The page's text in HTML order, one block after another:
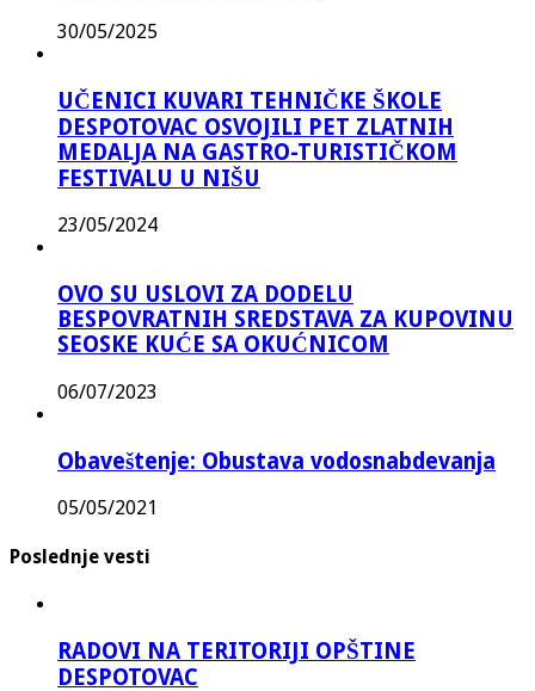
30/05/2025
UČENICI KUVARI TEHNIČKE ŠKOLE
DESPOTOVAC OSVOJILI PET ZLATNIH
MEDALJA NA GASTRO-TURISTIČKOM
FESTIVALU U NIŠU
23/05/2024
OVO SU USLOVI ZA DODELU
BESPOVRATNIH SREDSTAVA ZA KUPOVINU
SEOSKE KUĆE SA OKUĆNICOM
06/07/2023
Obaveštenje: Obustava vodosnabdevanja
05/05/2021
Poslednje vesti
RADOVI NA TERITORIJI OPŠTINE
DESPOTOVAC